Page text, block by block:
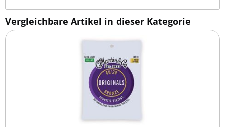
Vergleichbare Artikel in dieser Kategorie